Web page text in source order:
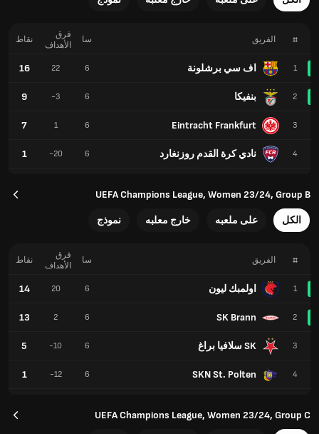
# الفريق
1 اف سي برشلونة
2 بنفيكا
3
Eintracht Frankfurt
4 نادي كرة القدم روزنغارد
سا
فرق
الأهداف
نقاط
6
22
16
6
-3
9
6
1
7
6
-20
1
UEFA Champions League, Women 23/24, Group B
الكل على ملعبه خارج معلبه نموذج
# الفريق
1 اولمبك ليون
2
SK Brann
3 SK سلافيا براغ
4
SKN St. Polten
سا
فرق
الأهداف
نقاط
6
20
14
6
2
13
6
-10
5
6
-12
1
UEFA Champions League, Women 23/24, Group C